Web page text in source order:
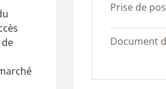
Prise de
Document